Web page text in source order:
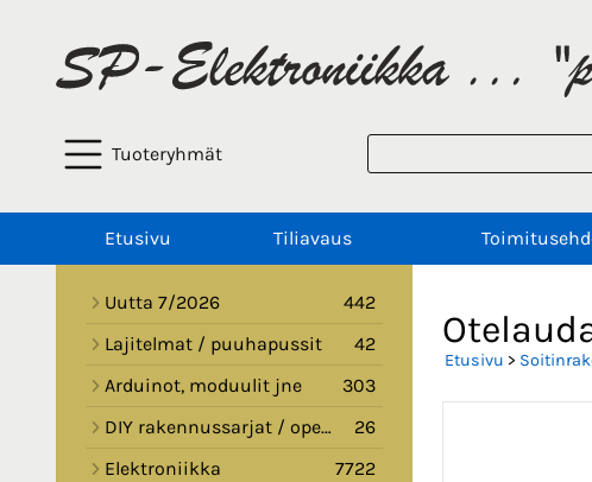
Tuoteryhmät
Etusivu Tiliavaus
Uutta 7/2026
442
Lajitelmat / puuhapussit
42
Arduinot, moduulit jne
303
DIY rakennussarjat / opetussarjat
26
Elektroniikka
7722
Etusivu >